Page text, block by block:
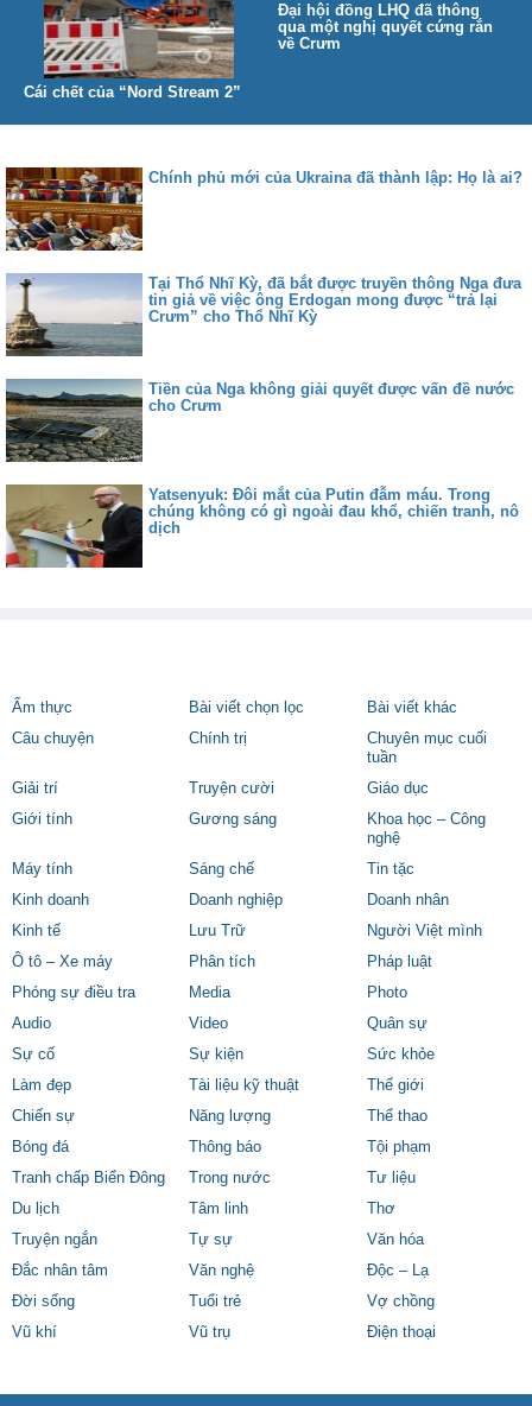
Cái chết của “Nord Stream 2”
do quyết định của Mỹ
Đại hội đồng LHQ đã thông
qua một nghị quyết cứng rắn
về Crưm
Chính phủ mới của Ukraina đã thành lập: Họ là ai?
Tại Thổ Nhĩ Kỳ, đã bắt được truyền thông Nga đưa
tin giả về việc ông Erdogan mong được “trả lại
Crưm” cho Thổ Nhĩ Kỳ
Tiền của Nga không giải quyết được vấn đề nước
cho Crưm
Yatsenyuk: Đôi mắt của Putin đẫm máu. Trong
chúng không có gì ngoài đau khổ, chiến tranh, nô
dịch
Ẩm thực Bài viết chọn lọc
Bài viết khác
Câu chuyện
Chính trị
Chuyên mục cuối
tuần
Giải trí
Truyện cười
Giáo dục
Giới tính
Gương sáng
Khoa học – Công
nghệ
Máy tính
Sáng chế
Tin tặc
Kinh doanh
Doanh nghiệp
Doanh nhân
Kinh tế
Lưu Trữ
Người Việt mình
Ô tô – Xe máy
Phân tích
Pháp luật
Phóng sự điều tra
Media
Photo
Audio
Video
Quân sự
Sự cố
Sự kiện
Sức khỏe
Làm đẹp
Tài liệu kỹ thuật
Thế giới
Chiến sự
Năng lượng
Thể thao
Bóng đá
Thông báo
Tội phạm
Tranh chấp Biển Đông
Trong nước
Tư liệu
Du lịch
Tâm linh
Thơ
Truyện ngắn
Tự sự
Văn hóa
Đắc nhân tâm
Văn nghệ
Độc – Lạ
Đời sống
Tuổi trẻ
Vợ chồng
Vũ khí
Vũ trụ Điện thoại